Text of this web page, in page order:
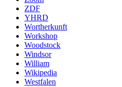
ZDF
YHRD
Wortherkunft
Workshop
Woodstock
Windsor
William
Wikipedia
Westfalen